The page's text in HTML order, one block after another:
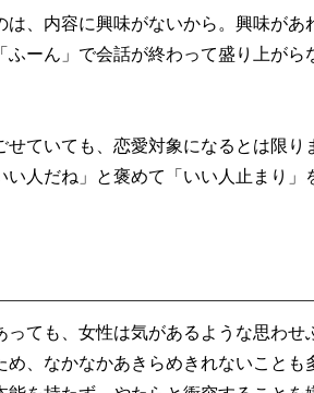
、内容に興味がないから。興味があ
ーん」で会話が終わって盛り上がら
ていても、恋愛対象になるとは限り
人だね」と褒めて「いい人止まり」
ても、女性は気があるような思わせ
、なかなかあきらめきれないことも